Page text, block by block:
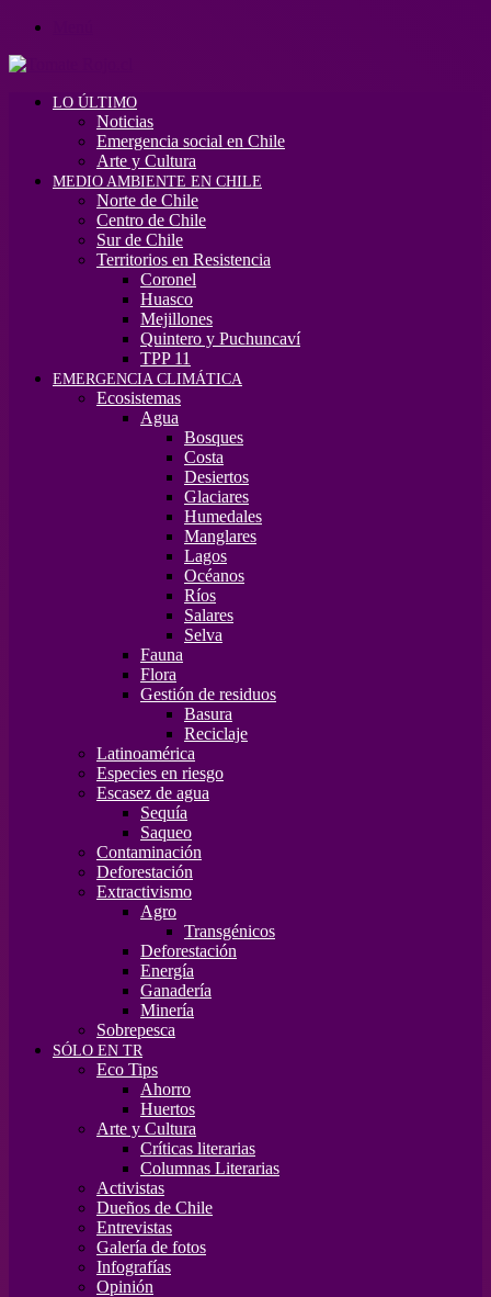
LO ÚLTIMO
Noticias
Emergencia social en Chile
Arte y Cultura
MEDIO AMBIENTE EN CHILE
Norte de Chile
Centro de Chile
Sur de Chile
Territorios en Resistencia
Coronel
Huasco
Mejillones
Quintero y Puchuncaví
TPP 11
EMERGENCIA CLIMÁTICA
Ecosistemas
Agua
Bosques
Costa
Desiertos
Glaciares
Humedales
Manglares
Lagos
Océanos
Ríos
Salares
Selva
Fauna
Flora
Gestión de residuos
Basura
Reciclaje
Latinoamérica
Especies en riesgo
Escasez de agua
Sequía
Saqueo
Contaminación
Deforestación
Extractivismo
Agro
Transgénicos
Deforestación
Energía
Ganadería
Minería
Sobrepesca
SÓLO EN TR
Eco Tips
Ahorro
Huertos
Arte y Cultura
Críticas literarias
Columnas Literarias
Activistas
Dueños de Chile
Entrevistas
Galería de fotos
Infografías
Opinión